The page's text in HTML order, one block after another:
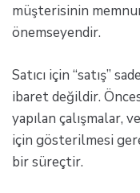
müşterisinin
önemseyendir.
Satıcı için “satış”
ibaret değildir.
yapılan çalışmalar,
için gösterilmesi
bir süreçtir.